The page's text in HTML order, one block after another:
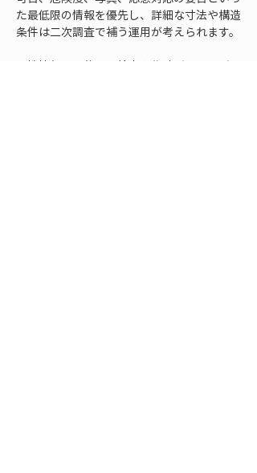
た最低限の情報を優先し、詳細な寸法や構造
条件は二次調査で補う運用が考えられます。
属性情報は、後から検索や集計ができる形で